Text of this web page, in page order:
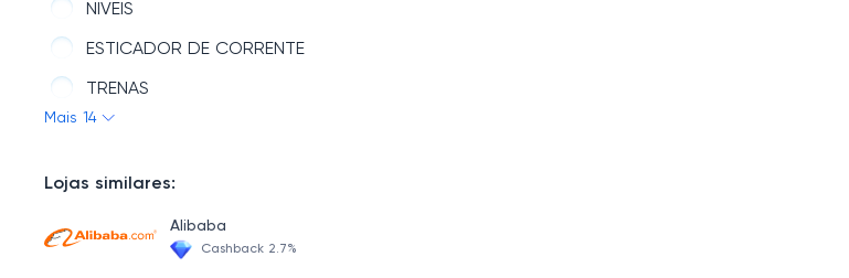
NIVEIS
ESTICADOR DE CORRENTE
TRENAS
ACESSORIOS Ferramentas
Mais 14
Lojas similares:
Alibaba
Cashback 2.7%